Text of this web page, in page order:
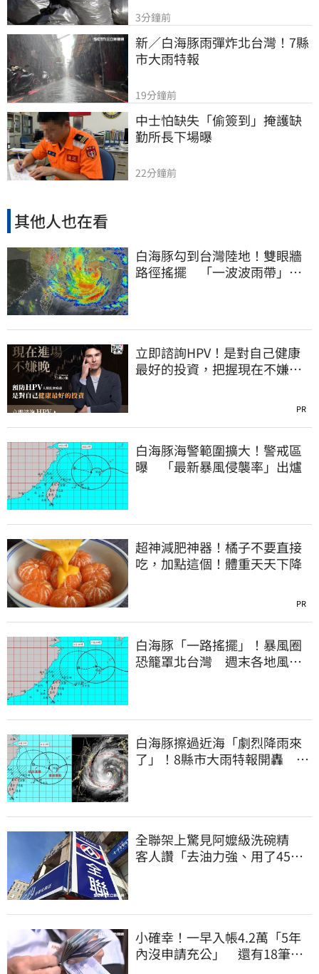
3分鐘前
新／白海豚雨彈炸北台灣！7縣
市大雨特報
19分鐘前
中士怕缺失「偷簽到」掩護缺
勤所長下場曝
22分鐘前
其他人也在看
白海豚勾到台灣陸地！雙眼牆
路徑搖擺 「一波波雨帶」開
立即諮詢HPV！是對自己健康
最好的投資，把握現在不嫌
PR
白海豚海警範圍擴大！警戒區
曝 「最新暴風侵襲率」出爐
超神減肥神器！橘子不要直接
吃，加點這個！體重天天下降
PR
白海豚「一路搖擺」！暴風圈
恐籠罩北台灣 週末各地風雨
白海豚擦過近海「劇烈降雨來
了」！8縣市大雨特報開轟 今
全聯架上驚見阿嬤級洗碗精
客人讚「去油力強、用了45
小確幸！一早入帳4.2萬「5年
內沒申請充公」 還有18筆錢